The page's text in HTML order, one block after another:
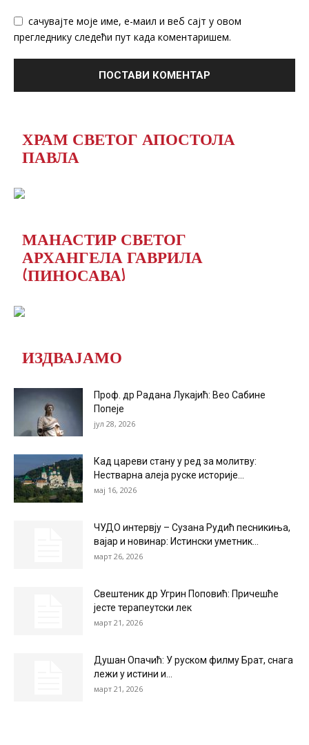
сачувајте моје име, е-маил и веб сајт у овом
прегледнику следећи пут када коментаришем.
ХРАМ СВЕТОГ АПОСТОЛА
ПАВЛА
МАНАСТИР СВЕТОГ
АРХАНГЕЛА ГАВРИЛА
(ПИНОСАВА)
ИЗДВАЈАМО
Проф. др Радана Лукајић: Вео Сабине
Попеје
јул 28, 2026
Кад цареви стану у ред за молитву:
Нестварна алеја руске историје...
мај 16, 2026
ЧУДО интервју – Сузана Рудић песникиња,
вајар и новинар: Истински уметник...
март 26, 2026
Свештеник др Угрин Поповић: Причешће
јесте терапеутски лек
март 21, 2026
Душан Опачић: У руском филму Брат, снага
лежи у истини и...
март 21, 2026